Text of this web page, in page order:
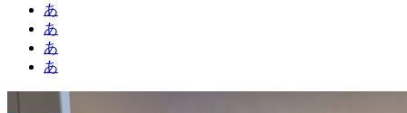
あ
あ
あ
あ